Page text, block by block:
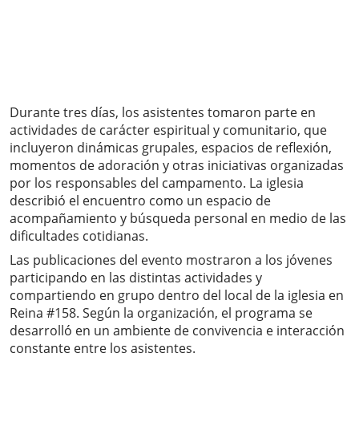
Durante tres días, los asistentes tomaron parte en
actividades de carácter espiritual y comunitario, que
incluyeron dinámicas grupales, espacios de reflexión,
momentos de adoración y otras iniciativas organizadas
por los responsables del campamento. La iglesia
describió el encuentro como un espacio de
acompañamiento y búsqueda personal en medio de las
dificultades cotidianas.
Las publicaciones del evento mostraron a los jóvenes
participando en las distintas actividades y
compartiendo en grupo dentro del local de la iglesia en
Reina #158. Según la organización, el programa se
desarrolló en un ambiente de convivencia e interacción
constante entre los asistentes.